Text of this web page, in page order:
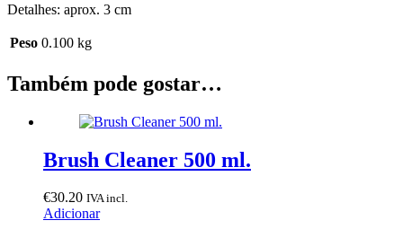
Detalhes: aprox. 3 cm
Peso 0.100 kg
Também pode gostar…
Brush Cleaner 500 ml.
€30.20 IVA incl.
Adicionar